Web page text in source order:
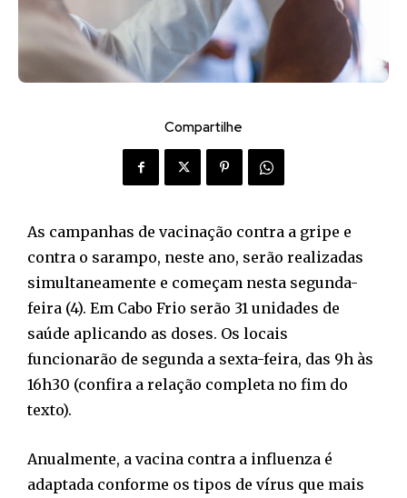
Compartilhe
As campanhas de vacinação contra a gripe e
contra o sarampo, neste ano, serão realizadas
simultaneamente e começam nesta segunda-
feira (4). Em Cabo Frio serão 31 unidades de
saúde aplicando as doses. Os locais
funcionarão de segunda a sexta-feira, das 9h às
16h30 (confira a relação completa no fim do
texto).
Anualmente, a vacina contra a influenza é
adaptada conforme os tipos de vírus que mais